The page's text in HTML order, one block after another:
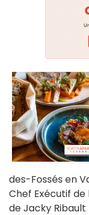
des-Fossés en
Chef Exécutif
de Jacky